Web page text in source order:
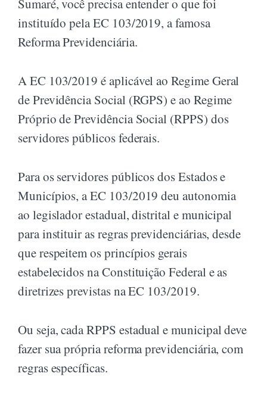
Sumaré, você precisa entender o que foi
instituído pela EC 103/2019, a famosa
Reforma Previdenciária.
A EC 103/2019 é aplicável ao Regime Geral
de Previdência Social (RGPS) e ao Regime
Próprio de Previdência Social (RPPS) dos
servidores públicos federais.
Para os servidores públicos dos Estados e
Municípios, a EC 103/2019 deu autonomia
ao legislador estadual, distrital e municipal
para instituir as regras previdenciárias, desde
que respeitem os princípios gerais
estabelecidos na Constituição Federal e as
diretrizes previstas na EC 103/2019.
Ou seja, cada RPPS estadual e municipal deve
fazer sua própria reforma previdenciária, com
regras específicas.